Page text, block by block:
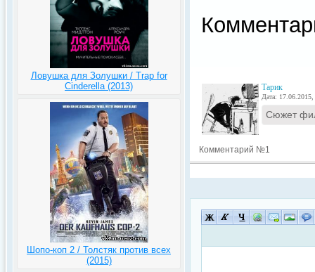
Ловушка для Золушки / Trap for
Cinderella (2013)
Шопо-коп 2 / Толстяк против всех
(2015)
Тарик
Дата:
Сюжет
Комментарий №1